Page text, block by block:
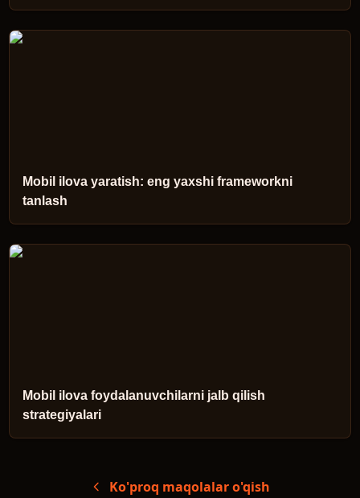
Mobil ilova yaratish: eng yaxshi frameworkni
tanlash
Mobil ilova foydalanuvchilarni jalb qilish
strategiyalari
Ko'proq maqolalar o'qish